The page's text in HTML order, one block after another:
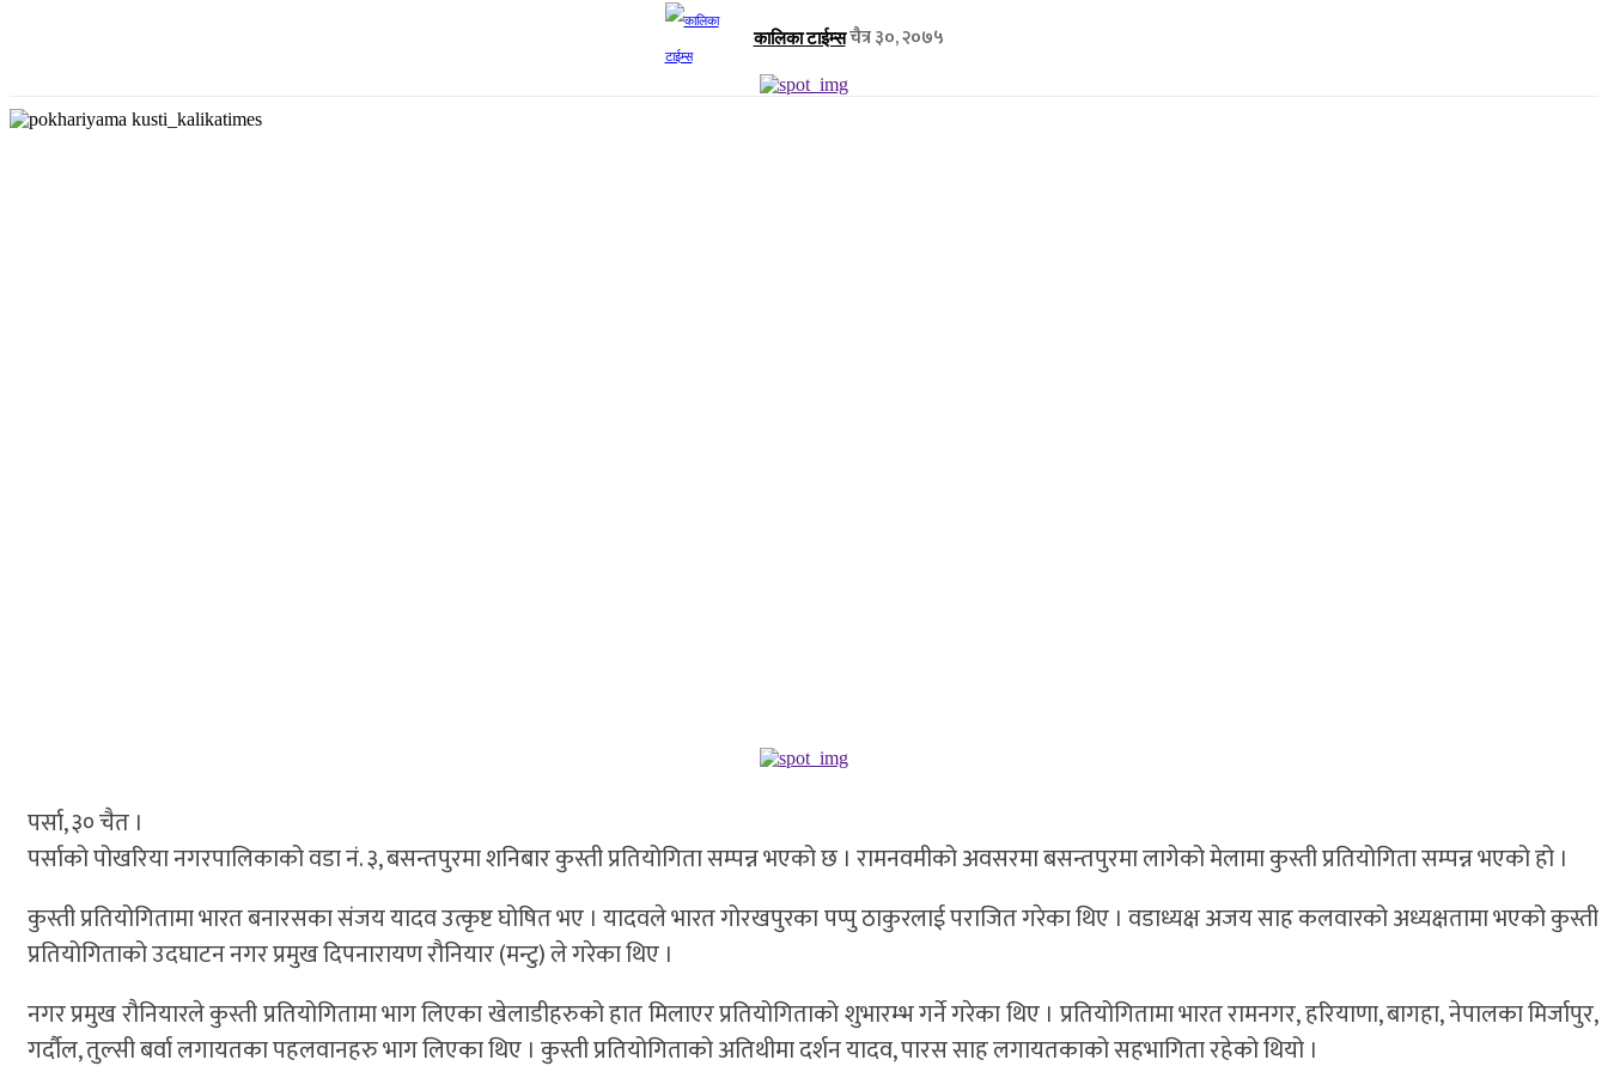
कालिका टाईम्सचैत्र ३०, २०७५
पर्सा, ३० चैत ।
पर्साको पोखरिया नगरपालिकाको वडा नं. ३, बसन्तपुरमा शनिबार कुस्ती प्रतियोगिता सम्पन्न भएको छ । रामनवमीको अवसरमा बसन्तपुरमा लागेको मेलामा कुस्ती प्रतियोगिता सम्पन्न भएको हो ।
कुस्ती प्रतियोगितामा भारत बनारसका संजय यादव उत्कृष्ट घोषित भए । यादवले भारत गोरखपुरका पप्पु ठाकुरलाई पराजित गरेका थिए । वडाध्यक्ष अजय साह कलवारको अध्यक्षतामा भएको कुस्ती
प्रतियोगिताको उदघाटन नगर प्रमुख दिपनारायण रौनियार (मन्टु) ले गरेका थिए ।
नगर प्रमुख रौनियारले कुस्ती प्रतियोगितामा भाग लिएका खेलाडीहरुको हात मिलाएर प्रतियोगिताको शुभारम्भ गर्ने गरेका थिए । प्रतियोगितामा भारत रामनगर, हरियाणा, बागहा, नेपालका मिर्जापुर,
गर्दौल, तुल्सी बर्वा लगायतका पहलवानहरु भाग लिएका थिए । कुस्ती प्रतियोगिताको अतिथीमा दर्शन यादव, पारस साह लगायतकाको सहभागिता रहेको थियो ।